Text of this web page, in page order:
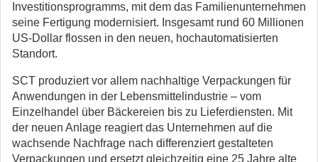
Investitionsprogramms, mit dem das Familienunternehmen
seine Fertigung modernisiert. Insgesamt rund 60 Millionen
US-Dollar flossen in den neuen, hochautomatisierten
Standort.
SCT produziert vor allem nachhaltige Verpackungen für
Anwendungen in der Lebensmittelindustrie – vom
Einzelhandel über Bäckereien bis zu Lieferdiensten. Mit
der neuen Anlage reagiert das Unternehmen auf die
wachsende Nachfrage nach differenziert gestalteten
Verpackungen und ersetzt gleichzeitig eine 25 Jahre alte